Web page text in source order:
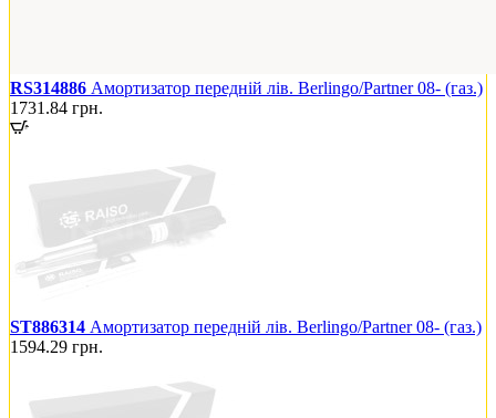
RS314886 Амортизатор передній лів. Berlingo/Partner 08- (газ.)
1731.84 грн.
ST886314 Амортизатор передній лів. Berlingo/Partner 08- (газ.)
1594.29 грн.